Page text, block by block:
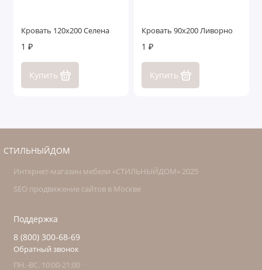
Кровать 120x200 Селена
1 ₽
Купить
Кровать 90x200 Ливорно
1 ₽
Купить
СТИЛЬНЫЙДОМ
Интернет-магазин мебели «СТИЛЬНЫЙДОМ» 2025
SEO продвижение сайтов в Москве
Поддержка
8 (800) 300-68-69
Обратный звонок
ПН.-ВС. 10:00-21:00